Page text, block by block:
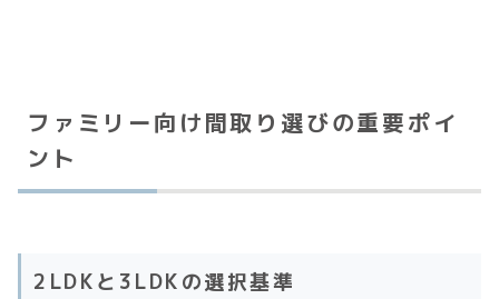
ファミリー向け間取り選びの重要ポイ
ント
2LDKと3LDKの選択基準